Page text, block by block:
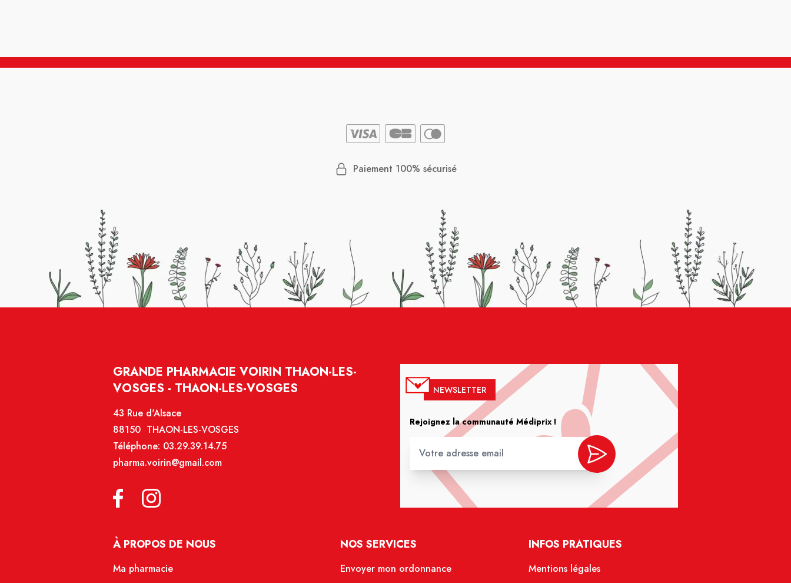
Paiement 100% sécurisé
GRANDE PHARMACIE VOIRIN THAON-LES-
VOSGES - THAON-LES-VOSGES
43 Rue d'Alsace
88150 THAON-LES-VOSGES
Téléphone: 03.29.39.14.75
pharma.voirin@gmail.com
NEWSLETTER
Rejoignez la communauté Médiprix !
À PROPOS DE NOUS
Ma pharmacie
NOS SERVICES
Envoyer mon ordonnance
INFOS PRATIQUES
Mentions légales